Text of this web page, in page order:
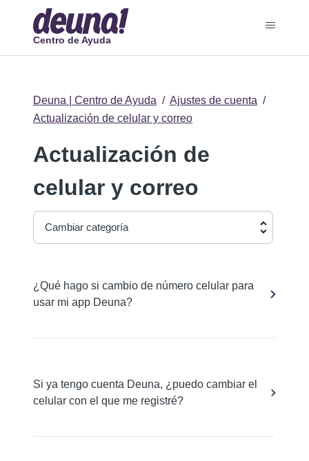
Centro de Ayuda
Deuna | Centro de Ayuda
Ajustes de cuenta
Actualización de celular y correo
Actualización de
celular y correo
Cambiar categoría
¿Qué hago si cambio de número celular para
usar mi app Deuna?
Si ya tengo cuenta Deuna, ¿puedo cambiar el
celular con el que me registré?